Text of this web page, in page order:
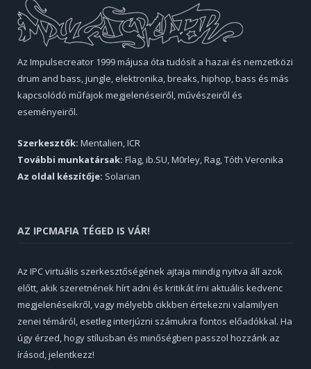
Az Impulsecreator 1999 májusa óta tudósít a hazai és nemzetközi
drum and bass, jungle, elektronika, breaks, hiphop, bass és más
kapcsolódó műfajok megjelenéseiről, művészeiről és
eseményeiről.
Szerkesztők: Mentalien, ICR
További munkatársak: Flag, ib.SU, M0rley, Rag, Tóth Veronika
Az oldal készítője: Solarian
AZ IPCMAFIA TÉGED IS VÁR!
Az IPC virtuális szerkesztőségének ajtaja mindig nyitva áll azok
előtt, akik szeretnének hírt adni és kritikát írni aktuális kedvenc
megjelenéseikről, vagy mélyebb cikkben értekezni valamilyen
zenei témáról, esetleg interjúzni számukra fontos előadókkal. Ha
úgy érzed, hogy stílusban és minőségben passzol hozzánk az
írásod, jelentkezz!